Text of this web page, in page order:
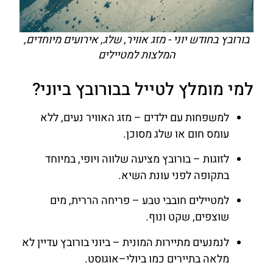
בורובץ בחודש יוני - מזג אוויר, שלג, אירועים מיוחדים,
המלצות למטיילים
למי מומלץ לטייל בבורובץ ביוני?
למשפחות עם ילדים – מזג האוויר נעים, ללא
עומס חום או שלג מסוכן.
לזוגות – בורובץ מציעה שלווה ויופי, במיוחד
בתקופה לפני עונת השיא.
למטיילים חובבי טבע – פריחה הררית, מים
שוצפים, שקט ונוף.
לנמנעים מתיירות המונית – ביוני בורובץ עדיין לא
מלאה בתיירים כמו ביולי–אוגוסט.